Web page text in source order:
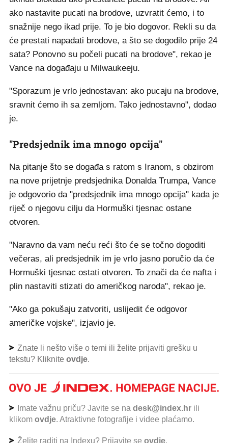
ako nastavite pucati na brodove, uzvratit ćemo, i to
snažnije nego ikad prije. To je bio dogovor. Rekli su da
će prestati napadati brodove, a što se dogodilo prije 24
sata? Ponovno su počeli pucati na brodove", rekao je
Vance na događaju u Milwaukeeju.
"Sporazum je vrlo jednostavan: ako pucaju na brodove,
sravnit ćemo ih sa zemljom. Tako jednostavno", dodao
je.
"Predsjednik ima mnogo opcija"
Na pitanje što se događa s ratom s Iranom, s obzirom
na nove prijetnje predsjednika Donalda Trumpa, Vance
je odgovorio da "predsjednik ima mnogo opcija" kada je
riječ o njegovu cilju da Hormuški tjesnac ostane
otvoren.
"Naravno da vam neću reći što će se točno dogoditi
večeras, ali predsjednik im je vrlo jasno poručio da će
Hormuški tjesnac ostati otvoren. To znači da će nafta i
plin nastaviti stizati do američkog naroda", rekao je.
"Ako ga pokušaju zatvoriti, uslijedit će odgovor
američke vojske", izjavio je.
Znate li nešto više o temi ili želite prijaviti grešku u
tekstu? Kliknite ovdje.
Imate važnu priču? Javite se na desk@index.hr ili
klikom ovdje. Atraktivne fotografije i videe plaćamo.
Želite raditi na Indexu? Prijavite se ovdje.